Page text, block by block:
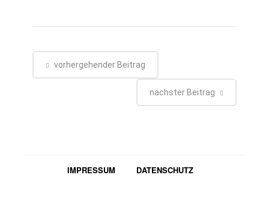
vorhergehender Beitrag
nächster Beitrag
IMPRESSUM DATENSCHUTZ